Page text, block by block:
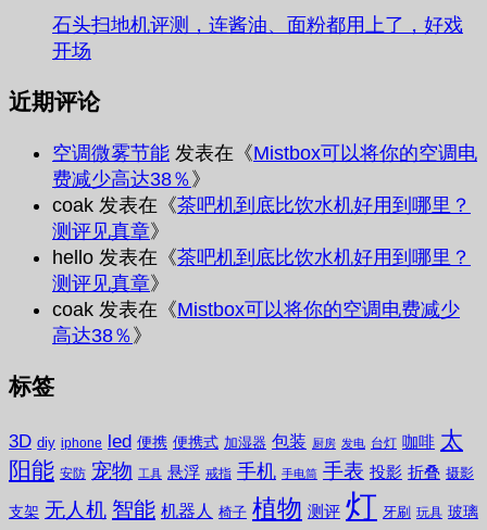
石头扫地机评测，连酱油、面粉都用上了，好戏
开场
近期评论
空调微雾节能 发表在《Mistbox可以将你的空调电
费减少高达38％》
coak 发表在《茶吧机到底比饮水机好用到哪里？
测评见真章》
hello 发表在《茶吧机到底比饮水机好用到哪里？
测评见真章》
coak 发表在《Mistbox可以将你的空调电费减少
高达38％》
标签
3D diy iphone led 便携 便携式 加湿器 包装 厨房 发电 台灯 咖啡 太
阳能 安防 宠物 工具 悬浮 戒指 手机 手电筒 手表 投影 折叠 摄影
支架 无人机 智能 机器人 椅子 植物 测评 灯 牙刷 玩具 玻璃